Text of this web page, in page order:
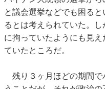
と議会選挙などでも困る
るとは考えられていた。
に拘っていたようにも見
ていたところだ。
残り３ヶ月ほどの期間で